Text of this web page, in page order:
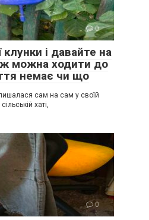
0
клунки і давайте на
ж можна ходити до
немає чи що
сам на сам у своїй
хаті,
0